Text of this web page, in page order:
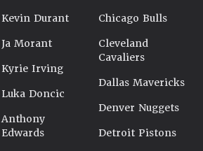
Kevin Durant
Ja Morant
Kyrie Irving
Luka Doncic
Anthony
Edwards
Chicago Bulls
Cleveland
Cavaliers
Dallas Mavericks
Denver Nuggets
Detroit Pistons